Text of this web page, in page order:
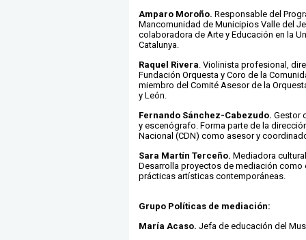
Amparo Moroño. Responsable del
Mancomunidad de Municipios Valle del
colaboradora de Arte y Educación en la
Catalunya.
Raquel Rivera. Violinista profesional,
Fundación Orquesta y Coro de la
miembro del Comité Asesor de la
y León.
Fernando Sánchez-Cabezudo. Gestor
y escenógrafo. Forma parte de la
Nacional (CDN) como asesor y
Sara Martín Terceño. Mediadora
Desarrolla proyectos de mediación como
prácticas artísticas contemporáneas.
Grupo Políticas de mediación:
María Acaso. Jefa de educación del